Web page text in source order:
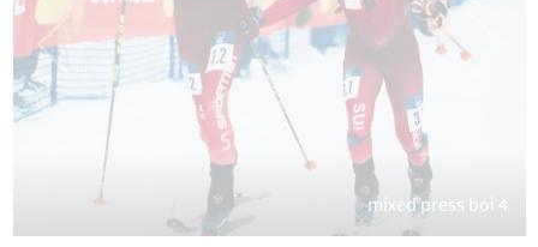
mixed press boi 4